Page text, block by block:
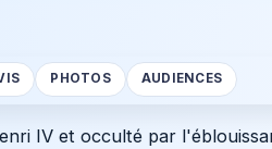
PHOTOS AUDIENCES
IV et occulté par